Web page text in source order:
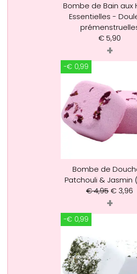
Bombe de Bain aux
Essentielles -
€5,90
+
-€ 0,99
Bombe de
Patchouli & Jasmin
€4,95€ 3,96
+
-€ 0,99